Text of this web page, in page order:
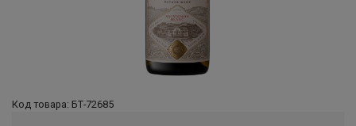
Код товара: БТ-72685